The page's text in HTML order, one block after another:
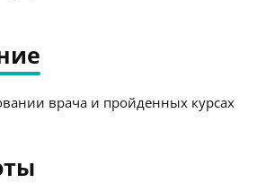
врача и пройденных курсах